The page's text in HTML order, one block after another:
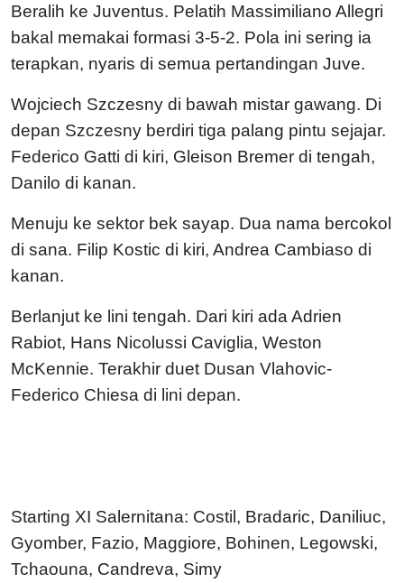
Beralih ke Juventus. Pelatih Massimiliano Allegri
bakal memakai formasi 3-5-2. Pola ini sering ia
terapkan, nyaris di semua pertandingan Juve.
Wojciech Szczesny di bawah mistar gawang. Di
depan Szczesny berdiri tiga palang pintu sejajar.
Federico Gatti di kiri, Gleison Bremer di tengah,
Danilo di kanan.
Menuju ke sektor bek sayap. Dua nama bercokol
di sana. Filip Kostic di kiri, Andrea Cambiaso di
kanan.
Berlanjut ke lini tengah. Dari kiri ada Adrien
Rabiot, Hans Nicolussi Caviglia, Weston
McKennie. Terakhir duet Dusan Vlahovic-
Federico Chiesa di lini depan.
Starting XI Salernitana: Costil, Bradaric, Daniliuc,
Gyomber, Fazio, Maggiore, Bohinen, Legowski,
Tchaouna, Candreva, Simy